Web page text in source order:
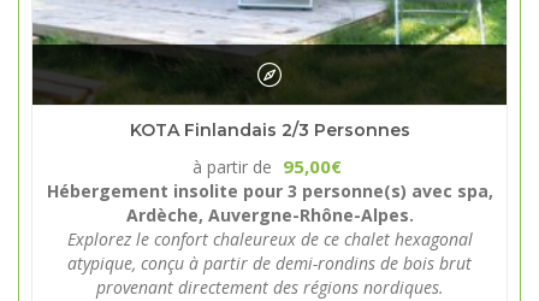
KOTA Finlandais 2/3 Personnes
à partir de 95,00€
Hébergement insolite pour 3 personne(s) avec spa,
Ardèche, Auvergne-Rhône-Alpes.
Explorez le confort chaleureux de ce chalet hexagonal
atypique, conçu à partir de demi-rondins de bois brut
provenant directement des régions nordiques.